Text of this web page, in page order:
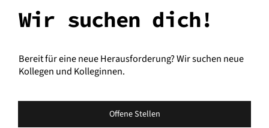
Wir suchen dich!
Bereit für eine neue Herausforderung? Wir suchen neue
Kollegen und Kolleginnen.
Offene Stellen